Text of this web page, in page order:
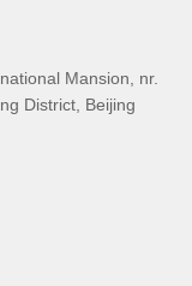
Mansion, nr.
District, Beijing